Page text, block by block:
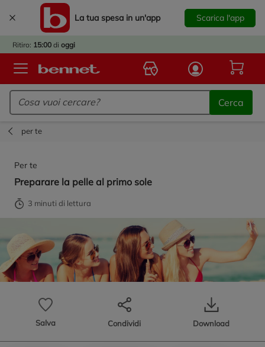
La tua spesa in un'app Scarica l'app
Ritiro: 15:00 di oggi
Logo Bennet - Torna alla homepage
Cerca
IL
per te
Per te
Preparare la pelle al primo sole
3 minuti di lettura
Salva Condividi Download